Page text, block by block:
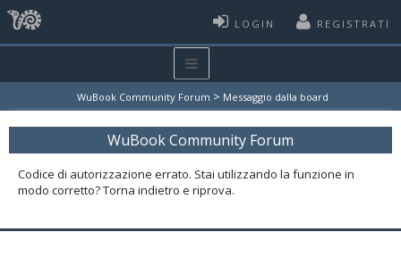
LOGIN REGISTRATI
WuBook Community Forum > Messaggio dalla board
WuBook Community Forum
Codice di autorizzazione errato. Stai utilizzando la funzione in
modo corretto? Torna indietro e riprova.